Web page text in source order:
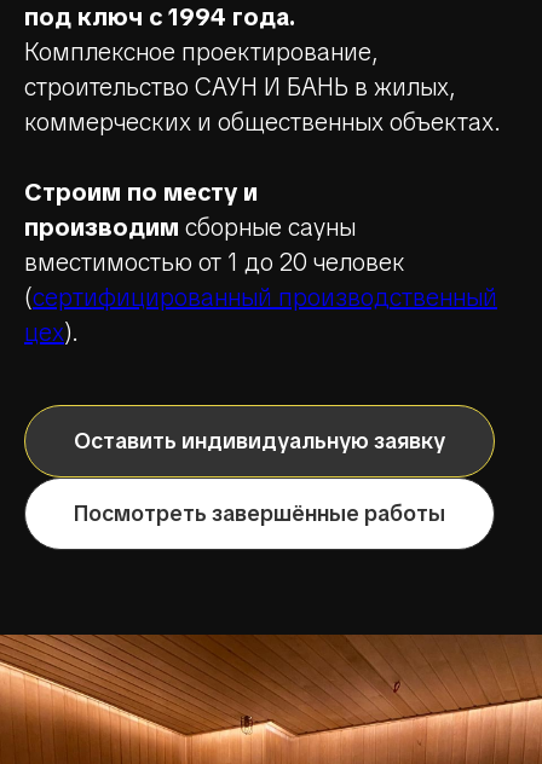
под ключ с 1994 года.
Комплексное проектирование,
строительство САУН И БАНЬ в жилых,
коммерческих и общественных объектах.
Строим по месту и
производим сборные сауны
вместимостью от 1 до 20 человек
(сертифицированный производственный
цех).
Оставить индивидуальную заявку
Посмотреть завершённые работы